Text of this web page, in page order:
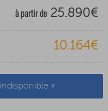
à partir de 25.890€
10.164€
»